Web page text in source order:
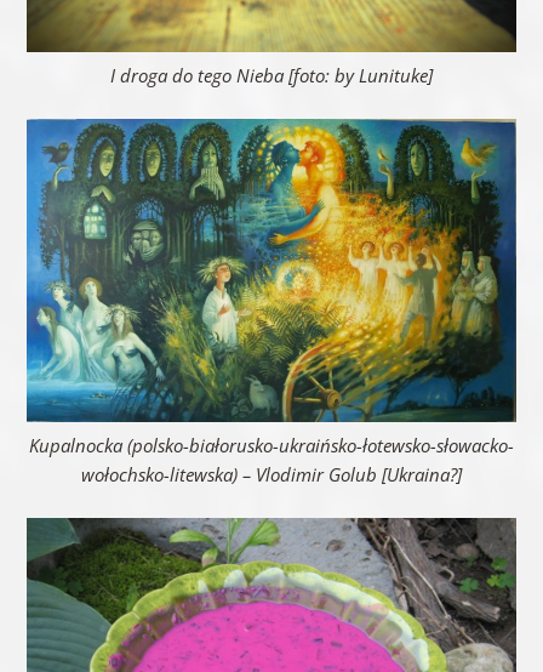
I droga do tego Nieba [foto: by Lunituke]
Kupalnocka (polsko-białorusko-ukraińsko-łotewsko-słowacko-
wołochsko-litewska) – Vlodimir Golub [Ukraina?]